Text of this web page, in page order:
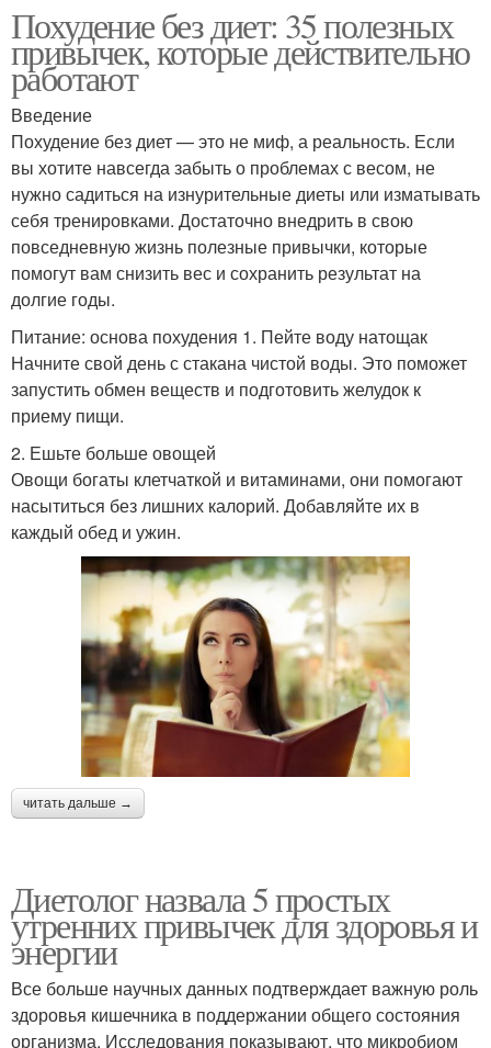
Похудение без диет: 35 полезных
привычек, которые действительно
работают
Введение
Похудение без диет — это не миф, а реальность. Если
вы хотите навсегда забыть о проблемах с весом, не
нужно садиться на изнурительные диеты или изматывать
себя тренировками. Достаточно внедрить в свою
повседневную жизнь полезные привычки, которые
помогут вам снизить вес и сохранить результат на
долгие годы.
Питание: основа похудения 1. Пейте воду натощак
Начните свой день с стакана чистой воды. Это поможет
запустить обмен веществ и подготовить желудок к
приему пищи.
2. Ешьте больше овощей
Овощи богаты клетчаткой и витаминами, они помогают
насытиться без лишних калорий. Добавляйте их в
каждый обед и ужин.
читать дальше →
Диетолог назвала 5 простых
утренних привычек для здоровья и
энергии
Все больше научных данных подтверждает важную роль
здоровья кишечника в поддержании общего состояния
организма. Исследования показывают, что микробиом